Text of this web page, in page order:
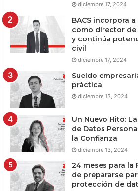
diciembre 17, 2024
BACS incorpora
como director
y continúa
civil
diciembre 17, 2024
Sueldo
práctica
diciembre 13, 2024
Un Nuevo Hito:
de Datos
la Confianza
diciembre 13, 2024
24 meses para la
de prepararse
protección de